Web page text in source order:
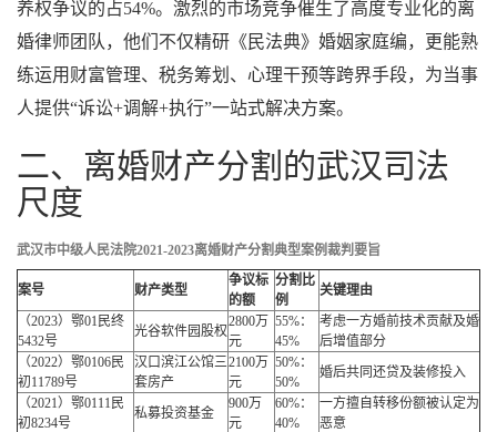
养权争议的占54%。激烈的市场竞争催生了高度专业化的离
婚律师团队，他们不仅精研《民法典》婚姻家庭编，更能熟
练运用财富管理、税务筹划、心理干预等跨界手段，为当事
人提供“诉讼+调解+执行”一站式解决方案。
二、离婚财产分割的武汉司法
尺度
武汉市中级人民法院2021-2023离婚财产分割典型案例裁判要旨
案号 财产类型
争议标
的额
分割比
例
关键理由
（2023）鄂01民终
5432号
光谷软件园股权
2800万
元
55%：
45%
考虑一方婚前技术贡献及婚
后增值部分
（2022）鄂0106民
初11789号
汉口滨江公馆三
套房产
2100万
元
50%：
50%
婚后共同还贷及装修投入
（2021）鄂0111民
初8234号
私募投资基金
900万
元
60%：
40%
一方擅自转移份额被认定为
恶意